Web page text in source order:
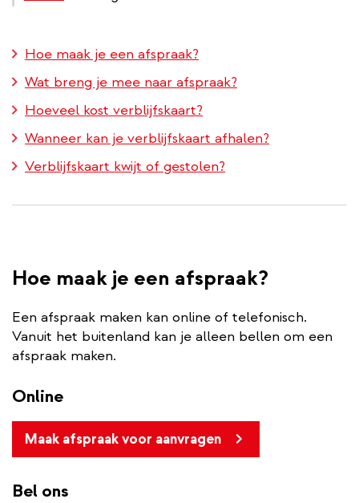
Hoe maak je een afspraak?
Wat breng je mee naar afspraak?
Hoeveel kost verblijfskaart?
Wanneer kan je verblijfskaart afhalen?
Verblijfskaart kwijt of gestolen?
Hoe maak je een afspraak?
Een afspraak maken kan online of telefonisch.
Vanuit het buitenland kan je alleen bellen om een
afspraak maken.
Online
Maak afspraak voor aanvragen
Bel ons